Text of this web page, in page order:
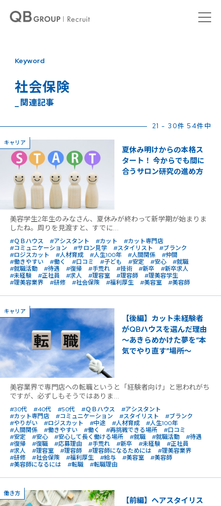
Keyword
社会保険
_ 関連記事
21 - 30件 54件中
キャリア
夏休み明けからの本格ス
タート！ 今からでも間に
合うサロン研究の進め方
美容学生2年生のみなさん、夏休みが終わって新学期が始まりま
したね。周りを見渡すと、すでに...
#ＱＢハウス #アシスタント #カット
#カット専門店
#コミュニケーション
#サロン見学 #スタイリスト
#ブランク
#ロジスカット
#人材育成 #人生100年 #人間関係
#仲間
#働きやすい
#働く #口コミ #子ども #安定 #安心
#就職
#就職活動
#待遇 #復帰 #手荒れ #技術 #新卒
#新卒求人
#未経験
#正社員 #求人 #理容室 #理容師
#理美容学生
#理美容業界
#研修 #社会保険 #福利厚生 #美容室 #美容師
キャリア
【後編】カット未経験者
がQBハウスを選んだ理由
〜あきらめかけた夢を“本
気でやり直す”場所〜
美容業界で専門店への転職というと「経験者向け」と思われがち
ですが、必ずしもそうではありま...
#30代 #40代 #50代 #ＱＢハウス
#アシスタント
#カット専門店
#コミュニケーション #スタイリスト
#ブランク
#やりがい
#ロジスカット #中途 #人材育成
#人生100年
#人間関係
#働きやすい #働く #再挑戦できる場所
#口コミ
#安定
#安心 #安心して長く働ける場所 #就職 #就職活動
#待遇
#復帰
#復職 #応募理由 #手荒れ #新卒 #未経験
#正社員
#求人
#理容室 #理容師 #理容師になるためには
#理美容業界
#研修
#社会保険 #福利厚生 #給与 #美容室
#美容師
#美容師になるには
#転職 #転職理由
働き方
【前編】ヘアスタイリス